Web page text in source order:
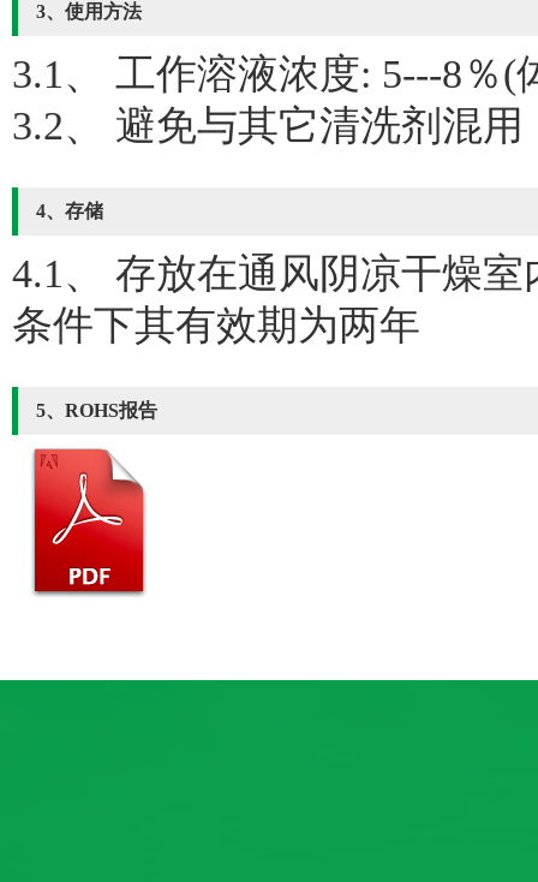
3、使用方法
3.1、 工作溶液浓度: 5---8％
3.2、 避免与其它清洗剂混用
4、存储
4.1、 存放在通风阴凉干燥
条件下其有效期为两年
5、ROHS报告